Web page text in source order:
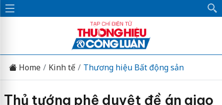
Home Kinh tế Thương hiệu Bất động sản
Thủ tướng phê duyệt đề án giao